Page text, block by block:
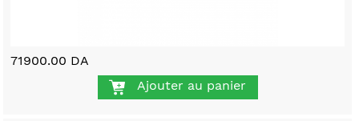
71900.00 DA
Ajouter au panier